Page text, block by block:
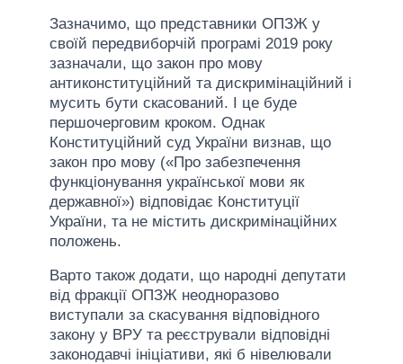
Зазначимо, що представники ОПЗЖ у
своїй передвиборчій програмі 2019 року
зазначали, що закон про мову
антиконституційний та дискримінаційний і
мусить бути скасований. І це буде
першочерговим кроком. Однак
Конституційний суд України визнав, що
закон про мову («Про забезпечення
функціонування української мови як
державної») відповідає Конституції
України, та не містить дискримінаційних
положень.
Варто також додати, що народні депутати
від фракції ОПЗЖ неодноразово
виступали за скасування відповідного
закону у ВРУ та реєстрували відповідні
законодавчі ініціативи, які б нівелювали